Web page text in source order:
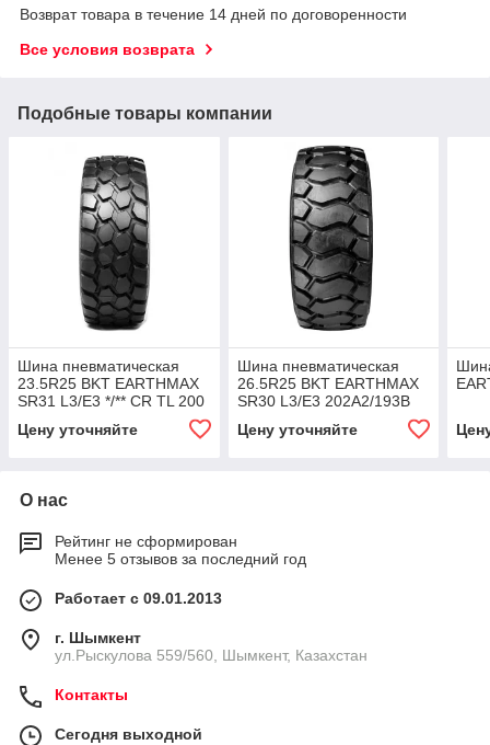
Возврат товара в течение 14 дней по договоренности
Все условия возврата
Подобные товары компании
Шина пневматическая
23.5R25 BKT EARTHMAX
SR31 L3/E3 */** CR TL 200
Цену уточняйте
Шина пневматическая
26.5R25 BKT EARTHMAX
SR30 L3/E3 202A2/193B
Цену уточняйте
О нас
Рейтинг не сформирован
Менее 5 отзывов за последний год
Работает с 09.01.2013
г. Шымкент
ул.Рыскулова 559/560, Шымкент, Казахстан
Контакты
Сегодня выходной